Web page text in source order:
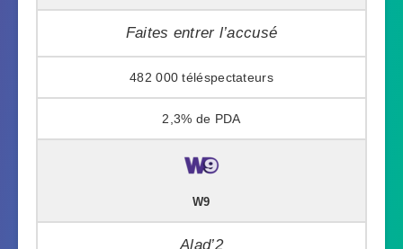
Faites entrer l’accusé
482 000
2,3%
W9
Alad’2